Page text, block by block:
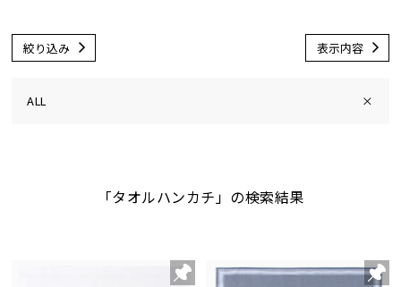
絞り込み 表示内容
ALL ×
「タオルハンカチ」の検索結果